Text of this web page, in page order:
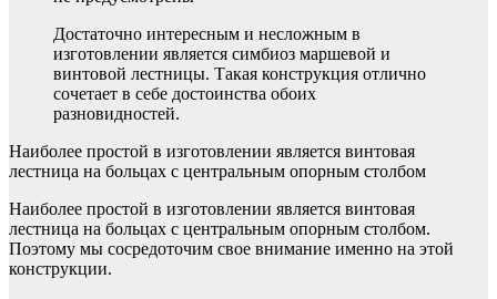
Достаточно интересным и несложным в
изготовлении является симбиоз маршевой и
винтовой лестницы. Такая конструкция отлично
сочетает в себе достоинства обоих
разновидностей.
Наиболее простой в изготовлении является винтовая
лестница на больцах с центральным опорным столбом
Наиболее простой в изготовлении является винтовая
лестница на больцах с центральным опорным столбом.
Поэтому мы сосредоточим свое внимание именно на этой
конструкции.